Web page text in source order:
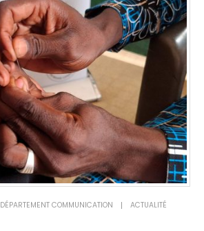
DÉPARTEMENT COMMUNICATION
ACTUALITÉ